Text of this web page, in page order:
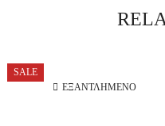
SALE
ΕΞΑΝΤΛΗΜΈΝΟ